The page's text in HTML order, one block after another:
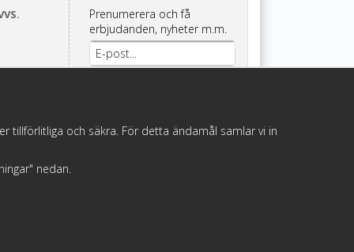
Prenumerera och få
erbjudanden, nyheter m.m.
tillförlitliga och säkra. För detta ändamål samlar vi in
nedan.